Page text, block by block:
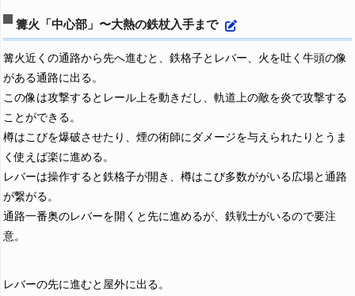
篝火「中心部」〜大熱の鉄杖入手まで
篝火近くの通路から先へ進むと、鉄格子とレバー、火を吐く牛頭の像
がある通路に出る。
この像は攻撃するとレール上を動きだし、軌道上の敵を炎で攻撃する
ことができる。
樽はこびを爆破させたり、煙の術師にダメージを与えられたりとうま
く使えば楽に進める。
レバーは操作すると鉄格子が開き、樽はこび多数ががいる広場と通路
が繋がる。
通路一番奥のレバーを開くと先に進めるが、鉄戦士がいるので要注
意。
レバーの先に進むと屋外に出る。